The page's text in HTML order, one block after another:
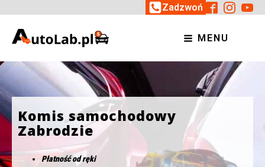
Zadzwoń
MENU
Komis samochodowy
Zabrodzie
Płatność od ręki